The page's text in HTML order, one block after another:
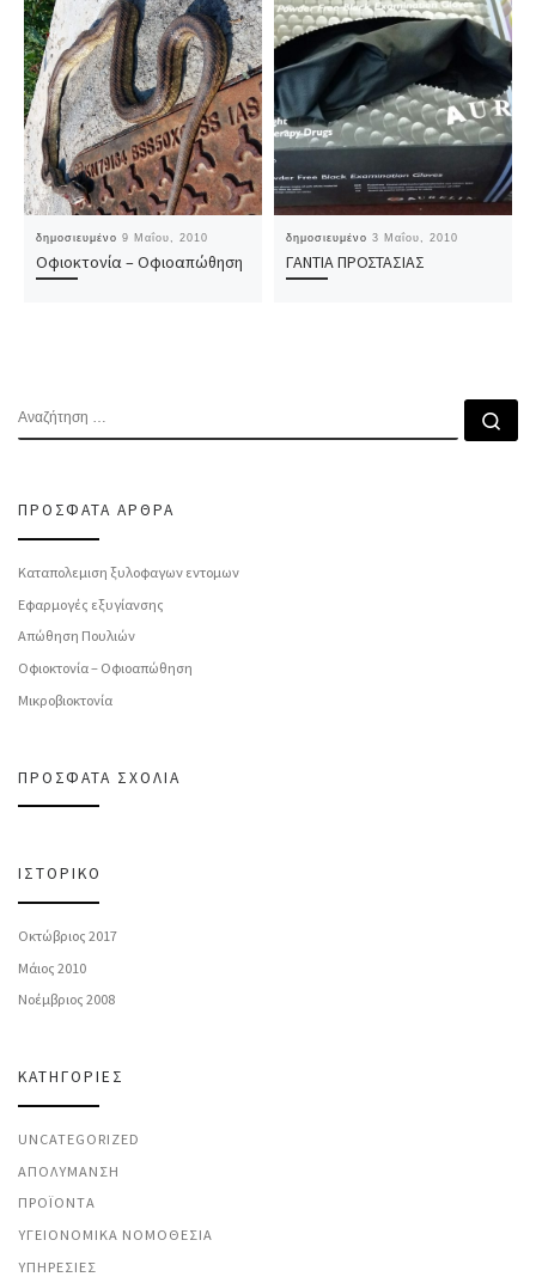
δημοσιευμένο9 Μαΐου, 2010
Οφιοκτονία – Οφιοαπώθηση
δημοσιευμένο3 Μαΐου, 2010
ΓΑΝΤΙΑ ΠΡΟΣΤΑΣΙΑΣ
ΑΝΑΖΉΤΗΣΗ
ΠΡΌΣΦΑΤΑ ΆΡΘΡΑ
Καταπολεμιση ξυλοφαγων εντομων
Εφαρμογές εξυγίανσης
Απώθηση Πουλιών
Οφιοκτονία – Οφιοαπώθηση
Μικροβιοκτονία
ΠΡΌΣΦΑΤΑ ΣΧΌΛΙΑ
ΙΣΤΟΡΙΚΌ
Οκτώβριος 2017
Μάιος 2010
Νοέμβριος 2008
KΑΤΗΓΟΡΊΕΣ
UNCATEGORIZED
ΑΠΟΛΎΜΑΝΣΗ
ΠΡΟΪΌΝΤΑ
ΥΓΕΙΟΝΟΜΙΚΆ ΝΟΜΟΘΕΣΊΑ
ΥΠΗΡΕΣΊΕΣ